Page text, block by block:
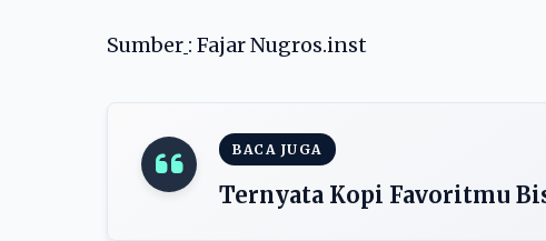
Sumber : Fajar Nugros.inst
BACA JUGA
Ternyata Kopi Favoritmu